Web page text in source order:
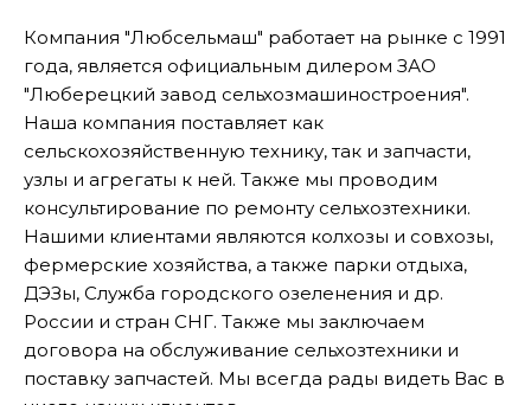
Компания "Любсельмаш" работает на рынке с 1991
года, является официальным дилером ЗАО
"Люберецкий завод сельхозмашиностроения".
Наша компания поставляет как
сельскохозяйственную технику, так и запчасти,
узлы и агрегаты к ней. Также мы проводим
консультирование по ремонту сельхозтехники.
Нашими клиентами являются колхозы и совхозы,
фермерские хозяйства, а также парки отдыха,
ДЭЗы, Служба городского озеленения и др.
России и стран СНГ. Также мы заключаем
договора на обслуживание сельхозтехники и
поставку запчастей. Мы всегда рады видеть Вас в